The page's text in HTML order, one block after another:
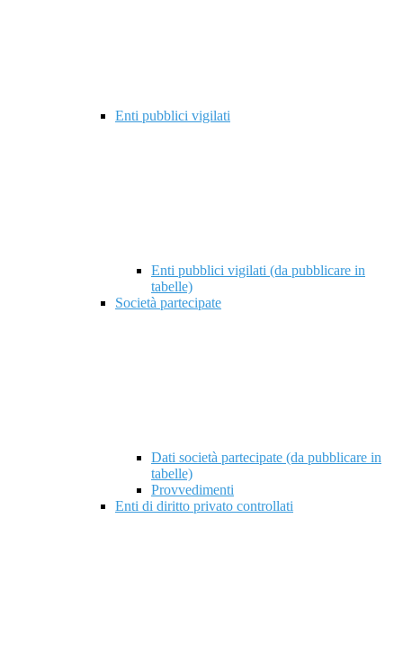
Enti pubblici vigilati
Enti pubblici vigilati (da pubblicare in
tabelle)
Società partecipate
Dati società partecipate (da pubblicare in
tabelle)
Provvedimenti
Enti di diritto privato controllati